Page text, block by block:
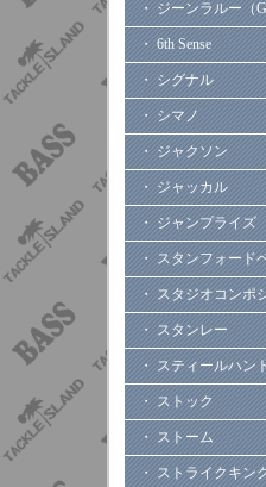
・ ジーンラルー（
・ 6th Sense
・ シグナル
・ シマノ
・ ジャクソン
・ ジャッカル
・ ジャンプライズ
・ スタンフォード
・ スタジオコンポ
・ スタンレー
・ スティールハント
・ ストック
・ ストーム
・ ストライクキン